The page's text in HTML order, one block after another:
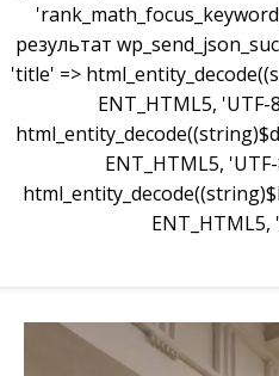
результат
'title' =>
ENT_HTML5,
ENT_HTML5,
ENT_HTML5,